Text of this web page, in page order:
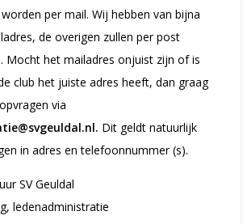
per mail. Wij hebben van bijna
de overigen zullen per post
Mocht het mailadres onjuist zijn of is
club het juiste adres heeft, dan graag
via
Dit geldt natuurlijk
in adres en telefoonnummer (s).
SV Geuldal
ledenadministratie